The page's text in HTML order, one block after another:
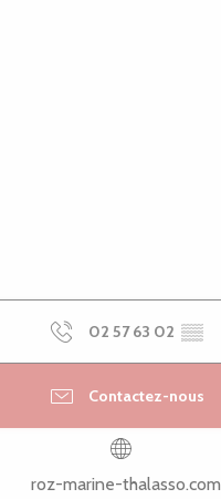
02 57 63 02 ▒▒
Contactez-nous
roz-marine-thalasso.com